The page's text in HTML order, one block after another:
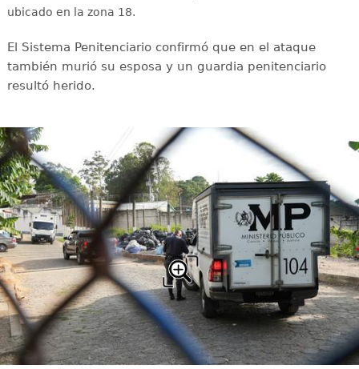
ubicado en la zona 18.
El Sistema Penitenciario confirmó que en el ataque
también murió su esposa y un guardia penitenciario
resultó herido.